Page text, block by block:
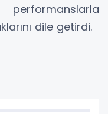
dile getirdi.